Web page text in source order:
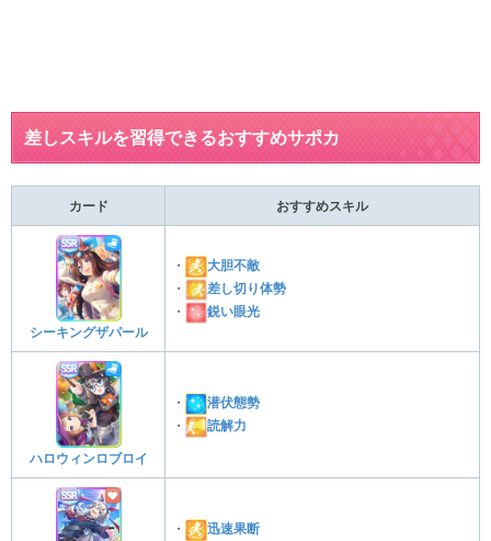
差しスキルを習得できるおすすめサポカ
カード おすすめスキル
シーキングザパール
・
大胆不敵
・
差し切り体勢
・
鋭い眼光
ハロウィンロブロイ
・
潜伏態勢
・
読解力
・
迅速果断